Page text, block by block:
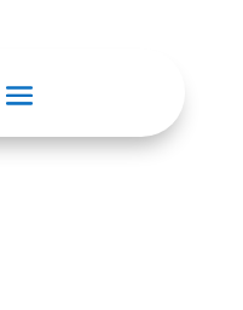
supervisión,
del